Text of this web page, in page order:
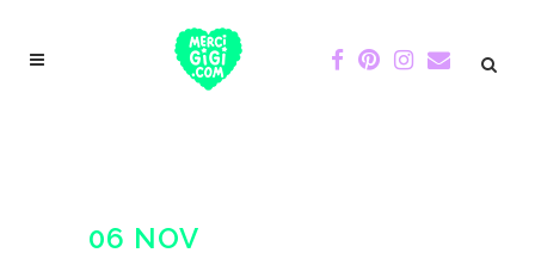
06 NOV